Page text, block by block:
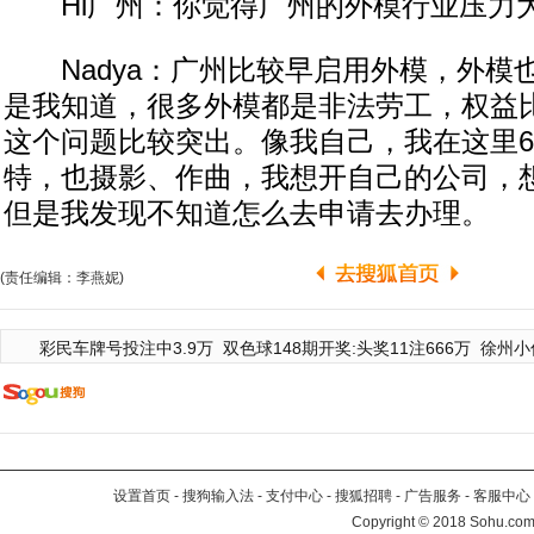
Nadya：广州比较早启用外模，外模
是我知道，很多外模都是非法劳工，权益
这个问题比较突出。像我自己，我在这里
特，也摄影、作曲，我想开自己的公司，
但是我发现不知道怎么去申请去办理。
(责任编辑：李燕妮)
彩民车牌号投注中3.9万 双色球148期开奖:头奖11注666万 徐州
设置首页 - 搜狗输入法 - 支付中心 - 搜狐招聘 - 广告服务 - 客服中心
Copyright©2018